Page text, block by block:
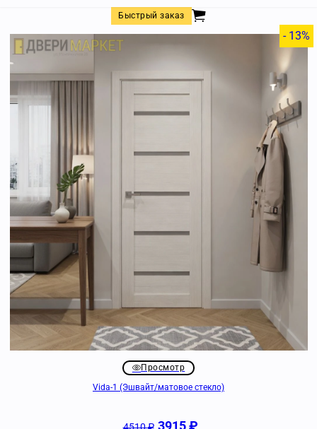
Быстрый заказ
- 13%
Просмотр
Vida-1 (Эшвайт/матовое стекло)
3915₽